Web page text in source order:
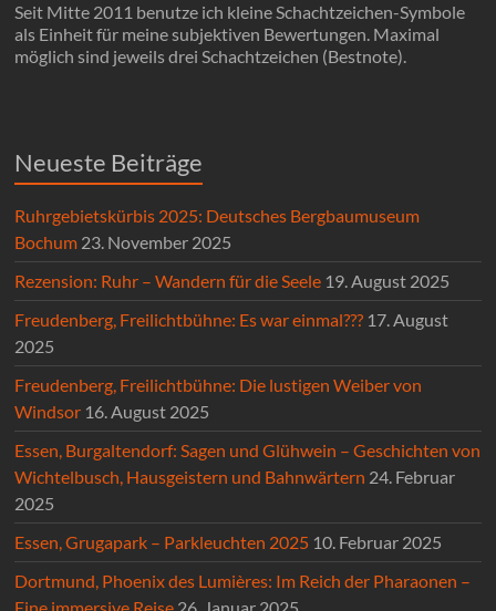
Seit Mitte 2011 benutze ich kleine Schachtzeichen-Symbole
als Einheit für meine subjektiven Bewertungen. Maximal
möglich sind jeweils drei Schachtzeichen (Bestnote).
Neueste Beiträge
Ruhrgebietskürbis 2025: Deutsches Bergbaumuseum
Bochum 23. November 2025
Rezension: Ruhr – Wandern für die Seele 19. August 2025
Freudenberg, Freilichtbühne: Es war einmal??? 17. August
2025
Freudenberg, Freilichtbühne: Die lustigen Weiber von
Windsor 16. August 2025
Essen, Burgaltendorf: Sagen und Glühwein – Geschichten von
Wichtelbusch, Hausgeistern und Bahnwärtern 24. Februar
2025
Essen, Grugapark – Parkleuchten 2025 10. Februar 2025
Dortmund, Phoenix des Lumières: Im Reich der Pharaonen –